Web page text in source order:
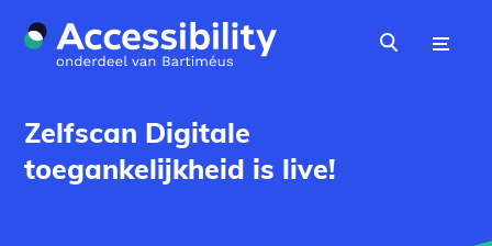
Naar hoofdinhoud
Zoeken
Zelfscan Digitale
toegankelijkheid is live!